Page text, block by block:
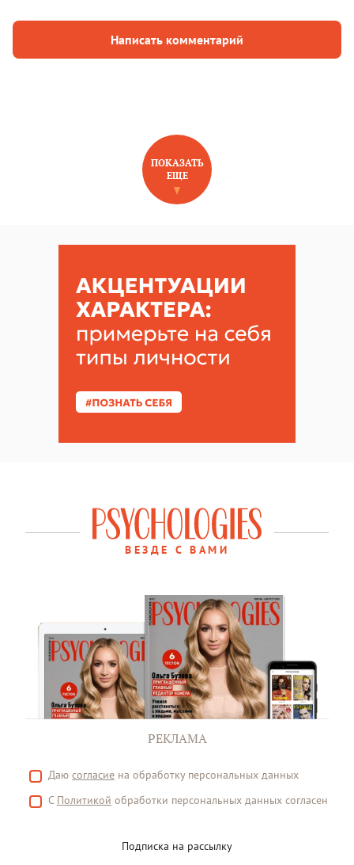
Написать комментарий
НОВОЕ НА САЙТЕ
ПОКАЗАТЬ
ЕЩЕ
ВЕЗДЕ С ВАМИ
РЕКЛАМА
Даю согласие на обработку персональных данных
С Политикой обработки персональных данных согласен
Подписка на рассылку